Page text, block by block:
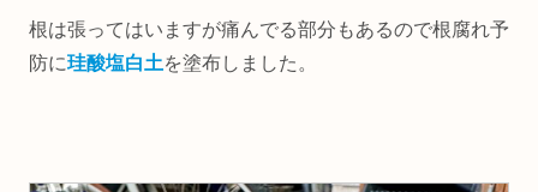
根は張ってはいますが痛んでる部分もあるので根腐れ予
防に珪酸塩白土を塗布しました。